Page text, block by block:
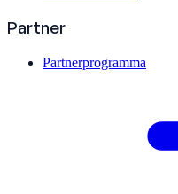
Partner
Partnerprogramma